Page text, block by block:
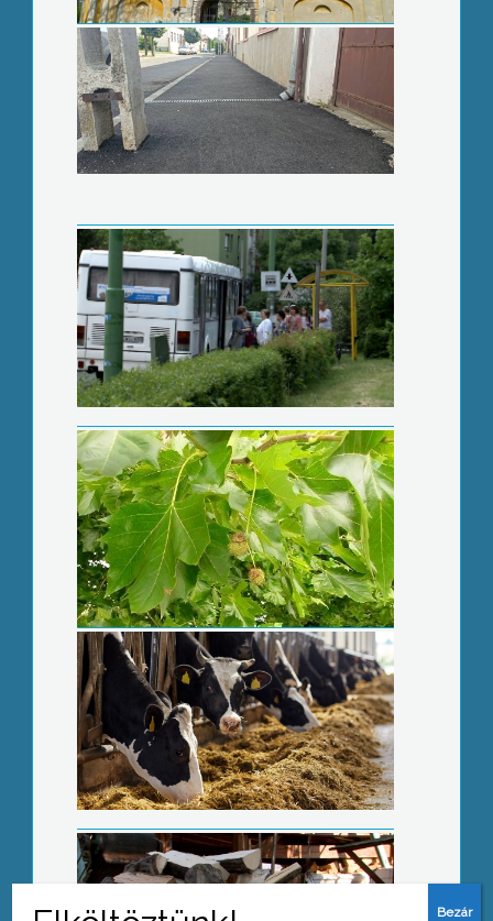
Már kint vannak a pontos menetrendek
Permetezik a platánfákat
Segítségre szorulnak az
állattenyésztők
Elfogyott a tűzifa
Térségünkben jelenleg nem kell